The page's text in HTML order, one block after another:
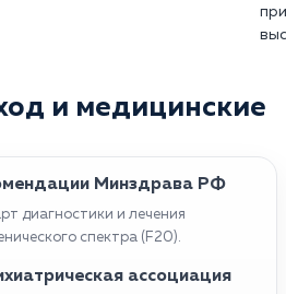
развития соматических
к злоупотреблению
в попытке
или облегчить
их психическое и
мыслей.
и медицинские
Минздрава РФ
диагностики и лечения
спектра (F20).
ассоциация